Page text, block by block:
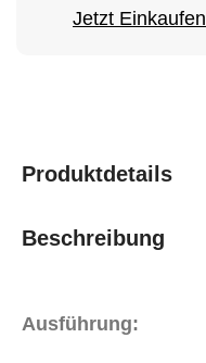
Jetzt Einkaufen
Produktdetails
Beschreibung
Ausführung: